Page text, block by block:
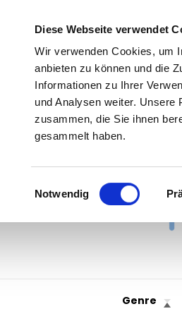
Diese Webseite verwendet
Wir verwenden Cookies, um
anbieten zu können und die
Informationen zu Ihrer
und Analysen weiter. Unsere
zusammen, die Sie ihnen
gesammelt haben.
Einwilligungsauswahl
Notwendig
Genre